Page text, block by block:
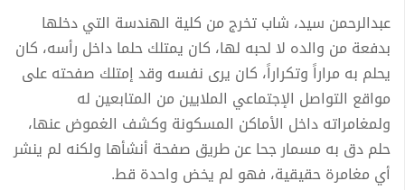
عبدالرحمن سيد، شاب تخرج من كلية الهندسة التي دخلها
بدفعة من والده لا لحبه لها، كان يمتلك حلما داخل رأسه، كان
يحلم به مراراً وتكراراً، كان يرى نفسه وقد إمتلك صفحته على
مواقع التواصل الإجتماعي الملايين من المتابعين له
ولمغامراته داخل الأماكن المسكونة وكشف الغموض عنها،
حلم دق به مسمار جحا عن طريق صفحة أنشأها ولكنه لم ينشر
أي مغامرة حقيقية، فهو لم يخض واحدة قط.